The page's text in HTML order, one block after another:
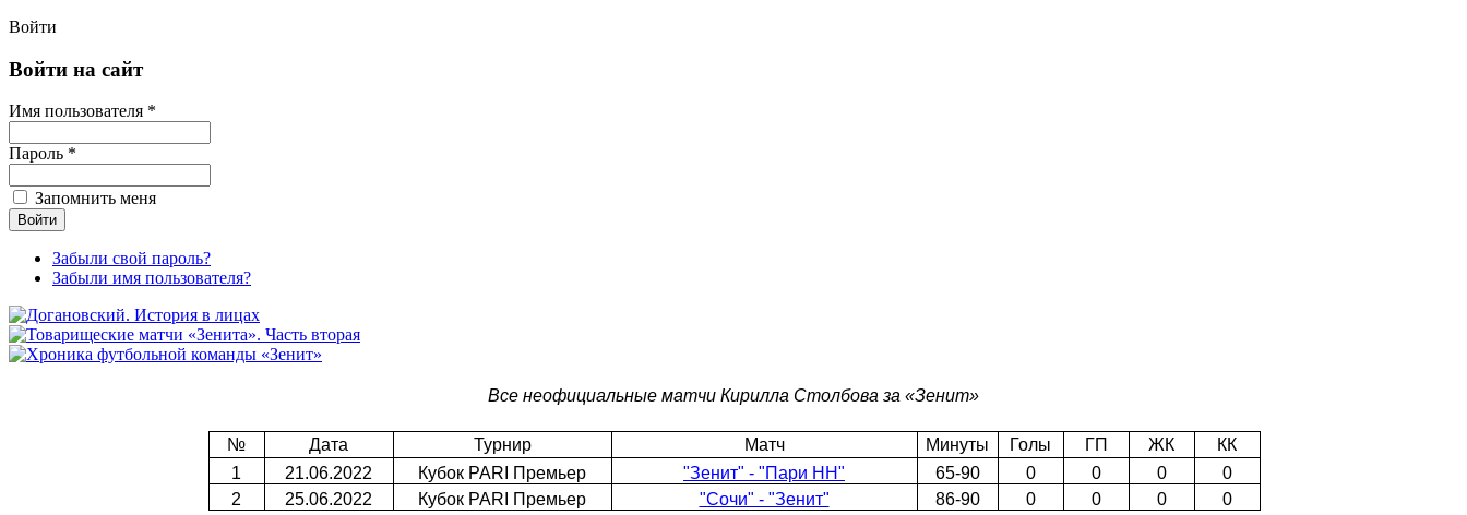
Войти
Войти на сайт
Имя пользователя *
Пароль *
Запомнить меня
Забыли свой пароль?
Забыли имя пользователя?
Все неофициальные матчи Кирилла Столбова за «Зенит»
№ Дата Турнир Матч Минуты Голы ГП ЖК
КК
1
21.06.2022 Кубок PARI Премьер "Зенит" - "Пари НН" 65-90 0 0 0
0
2
25.06.2022 Кубок PARI Премьер "Сочи" - "Зенит" 86-90 0 0 0 0